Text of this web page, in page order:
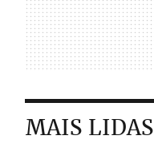
MAIS LIDAS